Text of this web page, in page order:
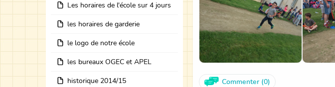
Les horaires de l'école sur 4 jours
les horaires de garderie
le logo de notre école
les bureaux OGEC et APEL
historique 2014/15
Commenter (0)